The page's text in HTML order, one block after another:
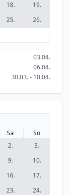
18.
19.
25.
26.
03.04.
06.04.
30.03. - 10.04.
Sa
So
2.
3.
9.
10.
16.
17.
23.
24.